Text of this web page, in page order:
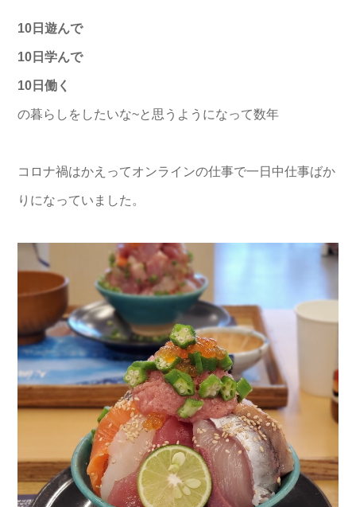
10日遊んで
10日学んで
10日働く
の暮らしをしたいな~と思うようになって数年
コロナ禍はかえってオンラインの仕事で一日中仕事ばか
りになっていました。